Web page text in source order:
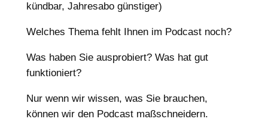
kündbar, Jahresabo günstiger)
Welches Thema fehlt Ihnen im Podcast noch?
Was haben Sie ausprobiert? Was hat gut
funktioniert?
Nur wenn wir wissen, was Sie brauchen,
können wir den Podcast maßschneidern.